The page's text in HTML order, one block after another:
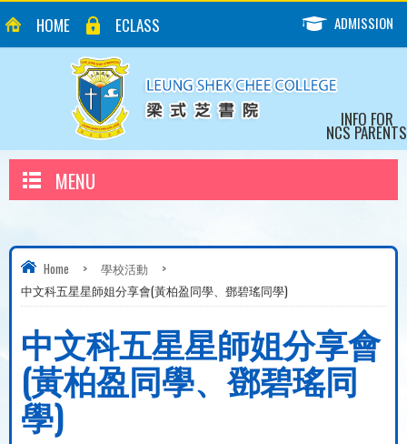
HOME ECLASS ADMISSION
INFO FOR
NCS PARENTS
MENU
Home > 學校活動
>
中文科五星星師姐分享會(黃柏盈同學、鄧碧瑤同學)
中文科五星星師姐分享會
(黃柏盈同學、鄧碧瑤同
學)